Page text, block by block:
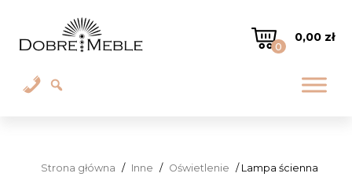
0
0,00 zł
Strona główna / Inne / Oświetlenie / Lampa ścienna